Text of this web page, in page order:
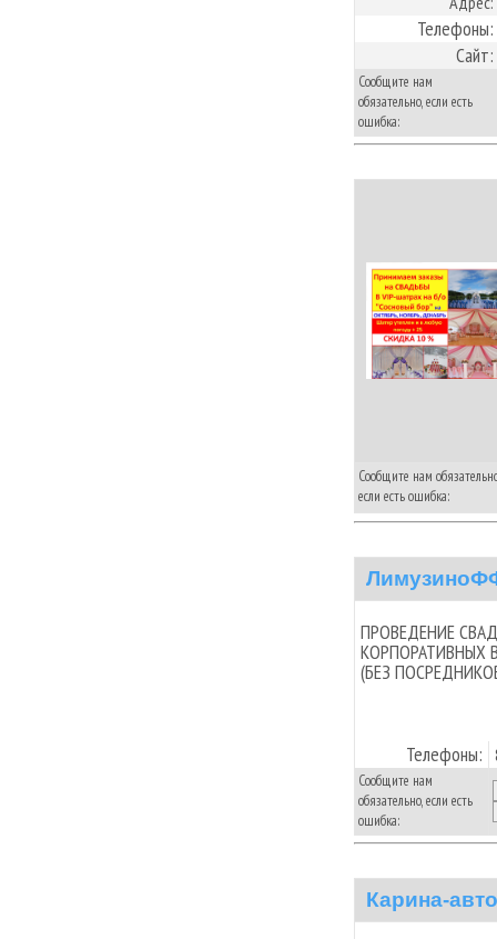
Телефоны:
Сайт:
Сообщите нам
обязательно, если есть
ошибка:
Сообщите нам
если есть ошибка:
ПРОВЕДЕНИЕ
КОРПОРАТИВНЫХ
(БЕЗ
Телефоны:
Сообщите нам
обязательно, если есть
ошибка:
Карина-авто